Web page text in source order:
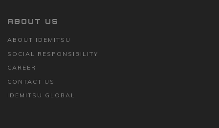
ABOUT US
ABOUT IDEMITSU
SOCIAL RESPONSIBILITY
CAREER
CONTACT US
IDEMITSU GLOBAL